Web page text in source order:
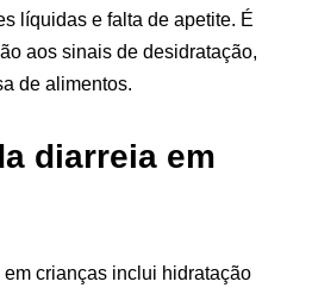
líquidas e falta de apetite. É
aos sinais de desidratação,
de alimentos.
diarreia em
crianças inclui hidratação